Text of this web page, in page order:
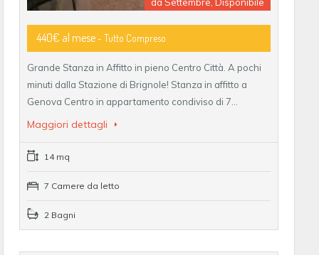
440€ al mese- Tutto Compreso
Grande Stanza in Affitto in pieno Centro Città. A pochi
minuti dalla Stazione di Brignole! Stanza in affitto a
Genova Centro in appartamento condiviso di 7…
Maggiori dettagli
14 mq
7 Camere da letto
2 Bagni